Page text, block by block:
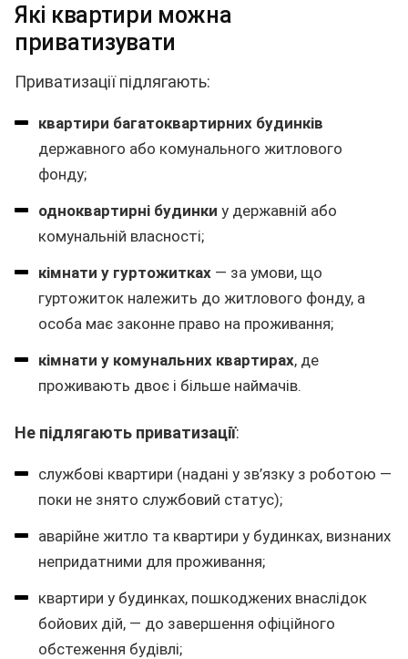
Які квартири можна
приватизувати
Приватизації підлягають:
квартири багатоквартирних будинків
державного або комунального житлового
фонду;
одноквартирні будинки у державній або
комунальній власності;
кімнати у гуртожитках — за умови, що
гуртожиток належить до житлового фонду, а
особа має законне право на проживання;
кімнати у комунальних квартирах, де
проживають двоє і більше наймачів.
Не підлягають приватизації:
службові квартири (надані у зв’язку з роботою —
поки не знято службовий статус);
аварійне житло та квартири у будинках, визнаних
непридатними для проживання;
квартири у будинках, пошкоджених внаслідок
бойових дій, — до завершення офіційного
обстеження будівлі;